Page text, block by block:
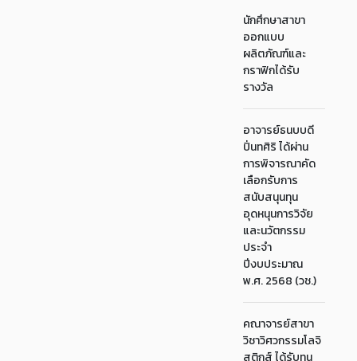
นักศึกษาสาขา
ออกแบบ
ผลิตภัณฑ์และ
กราฟิกได้รับ
รางวัล
อาจารย์ธนบบดี
ปิ่นทศิริ ได้ผ่าน
การพิจารณาคัด
เลือกรับการ
สนับสนุนทุน
อุดหนุนการวิจัย
และนวัตกรรม
ประจำ
ปีงบประมาณ
พ.ศ. 2568 (วช.)
คณาจารย์สาขา
วิชาวิศวกรรมโลจิ
สติกส์ ได้รับทุน